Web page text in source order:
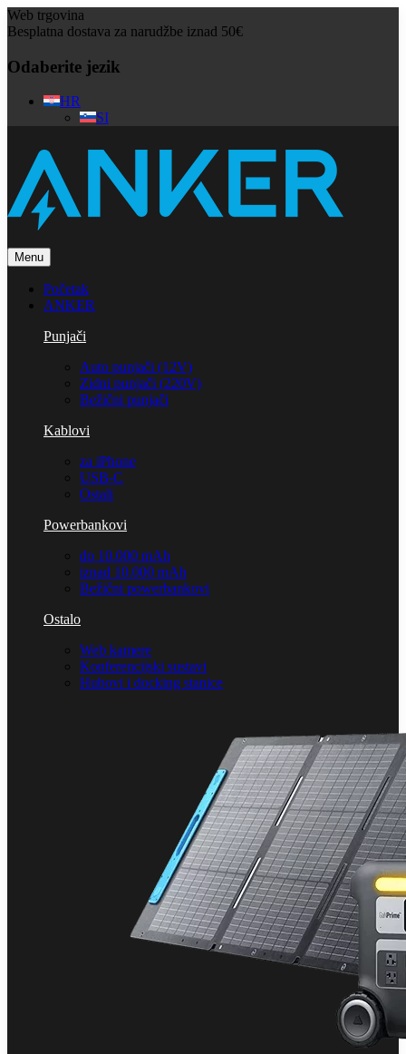
Web trgovina
Besplatna dostava za narudžbe iznad 50€
Odaberite jezik
HR
SI
Menu
Početak
ANKER
Punjači
Auto punjači (12V)
Zidni punjači (220V)
Bežični punjači
Kablovi
za iPhone
USB-C
Ostali
Powerbankovi
do 10.000 mAh
iznad 10.000 mAh
Bežični powerbankovi
Ostalo
Web kamere
Konferencijski sustavi
Hubovi i docking stanice